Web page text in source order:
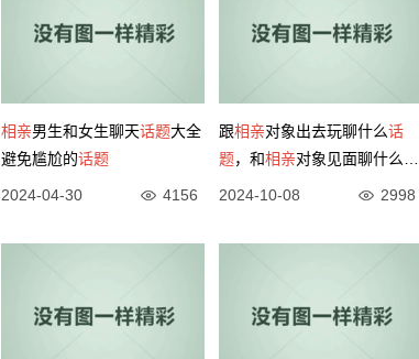
相亲男生和女生聊天话题大全
避免尴尬的话题
2024-04-30 4156
跟相亲对象出去玩聊什么话
题，和相亲对象见面聊什么
题
2024-10-08 2998